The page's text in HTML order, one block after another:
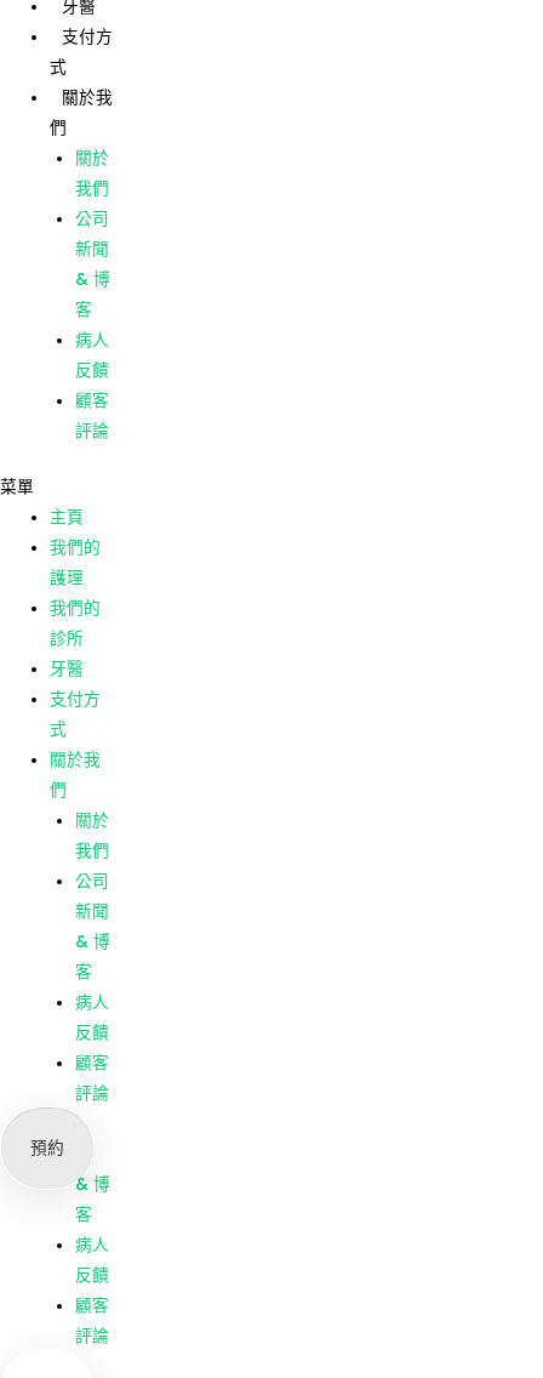
主頁
我們的
護理
我們的
診所
牙醫
支付方
關於我
關於
我們
& 博
客
病人
反饋
顧客
評論
主頁
我們的
護理
我們的
診所
牙醫
支付方
關於我
關於
我們
公司
新聞
& 博
客
病人
反饋
顧客
評論
牙醫
支付方
式
關於我
們
關於
我們
公司
新聞
& 博
客
病人
反饋
顧客
評論
菜單
主頁
我們的
護理
我們的
診所
牙醫
支付方
式
關於我
們
關於
我們
公司
新聞
& 博
客
病人
反饋
顧客
評論
預約